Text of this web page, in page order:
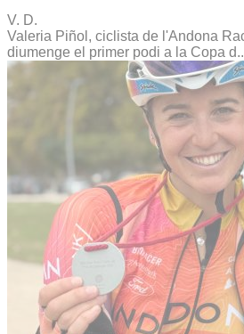
V. D.
Valeria Piñol, ciclista de l'Andona
diumenge el primer podi a la Copa